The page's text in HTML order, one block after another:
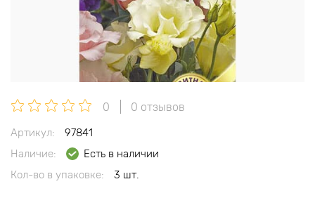
0 0 отзывов
Артикул:
97841
Наличие:
Есть в наличии
Кол-во в упаковке:
3 шт.